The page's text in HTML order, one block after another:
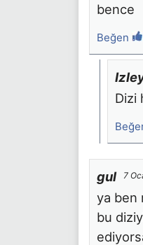
bence
Beğen
Dizi
gul 7
ya ben
bu